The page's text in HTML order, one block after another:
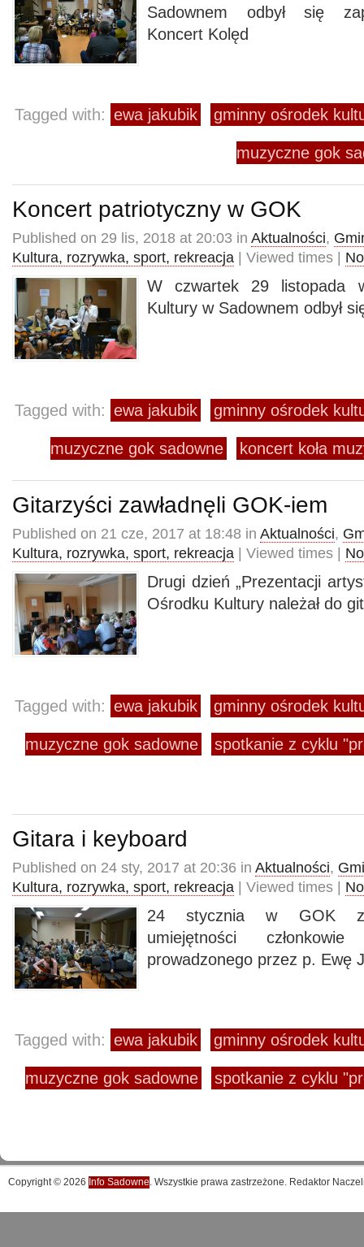
Sadownem odbył się
Koncert Kolęd
Tagged with: ewa jakubik gminny ośrodek
muzyczne gok
Koncert patriotyczny w GOK
Published on 29 lis, 2018 at 20:03 in Aktualności,
Kultura, rozrywka, sport, rekreacja | Viewed times |
W czwartek 29 listopada
Kultury w Sadownem odbył
Tagged with: ewa jakubik gminny ośrodek
muzyczne gok sadowne koncert koła
Gitarzyści zawładnęli GOK-iem
Published on 21 cze, 2017 at 18:48 in Aktualności,
Kultura, rozrywka, sport, rekreacja | Viewed times |
Drugi dzień „Prezentacji
Ośrodku Kultury należał do
Tagged with: ewa jakubik gminny ośrodek
muzyczne gok sadowne spotkanie z cyklu
Gitara i keyboard
Published on 24 sty, 2017 at 20:36 in Aktualności,
Kultura, rozrywka, sport, rekreacja | Viewed times |
24 stycznia w GOK
umiejętności
prowadzonego przez p. Ewę
Tagged with: ewa jakubik gminny ośrodek
muzyczne gok sadowne spotkanie z cyklu
Copyright © 2026 Info Sadowne. Wszystkie prawa zastrzeżone. Redaktor